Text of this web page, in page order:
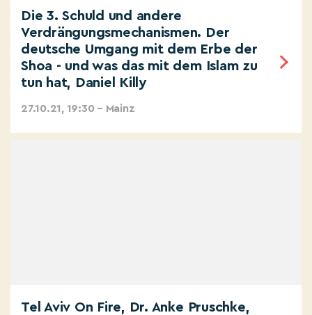
Die 3. Schuld und andere
Verdrängungsmechanismen. Der
deutsche Umgang mit dem Erbe der
Shoa - und was das mit dem Islam zu
tun hat, Daniel Killy
27.10.21, 19:30 – Mainz
Tel Aviv On Fire, Dr. Anke Pruschke,